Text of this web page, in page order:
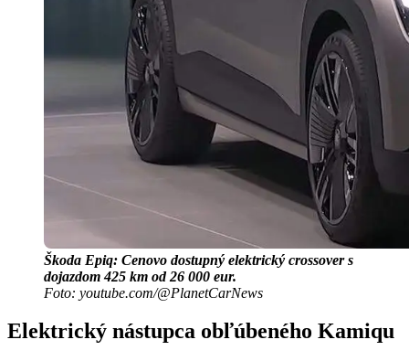
Škoda Epiq: Cenovo dostupný elektrický crossover s
dojazdom 425 km od 26 000 eur.
Foto: youtube.com/@PlanetCarNews
Elektrický nástupca obľúbeného Kamiqu